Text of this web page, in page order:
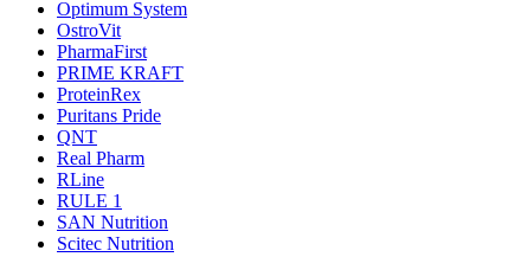
Optimum System
OstroVit
PharmaFirst
PRIME KRAFT
ProteinRex
Puritans Pride
QNT
Real Pharm
RLine
RULE 1
SAN Nutrition
Scitec Nutrition